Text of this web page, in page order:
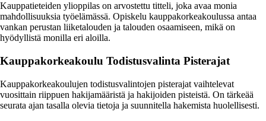
Kauppatieteiden ylioppilas on arvostettu titteli, joka avaa monia
mahdollisuuksia työelämässä. Opiskelu kauppakorkeakoulussa antaa
vankan perustan liiketalouden ja talouden osaamiseen, mikä on
hyödyllistä monilla eri aloilla.
Kauppakorkeakoulu Todistusvalinta Pisterajat
Kauppakorkeakoulujen todistusvalintojen pisterajat vaihtelevat
vuosittain riippuen hakijamääristä ja hakijoiden pisteistä. On tärkeää
seurata ajan tasalla olevia tietoja ja suunnitella hakemista huolellisesti.